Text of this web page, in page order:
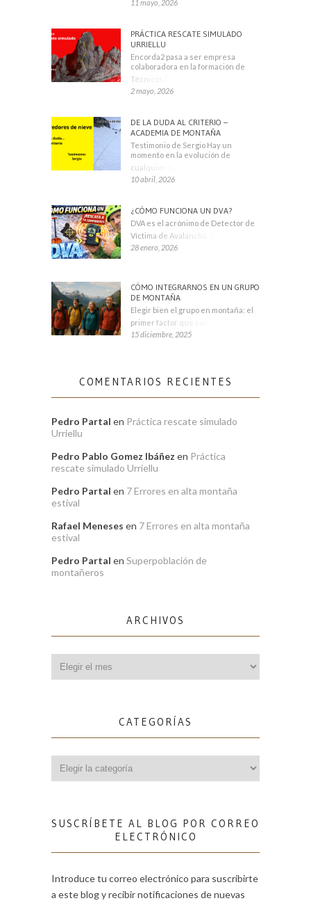
11 mayo, 2026
PRÁCTICA RESCATE SIMULADO
URRIELLU
Encorda2 pasa a ser empresa
colaboradora en la formación de
Técnicos Deportivos
2 mayo, 2026
DE LA DUDA AL CRITERIO –
ACADEMIA DE MONTAÑA
Testimonio de Sergio Hay un
momento en la evolución de
cualquier montañero
10 abril, 2026
¿CÓMO FUNCIONA UN DVA?
DVA es el acrónimo de Detector de
Víctima de Avalancha. También se
28 enero, 2026
CÓMO INTEGRARNOS EN UN GRUPO
DE MONTAÑA
Elegir bien el grupo en montaña: el
primer factor que condiciona tu
15 diciembre, 2025
COMENTARIOS RECIENTES
Pedro Partal en Práctica rescate simulado
Urriellu
Pedro Pablo Gomez Ibáñez en Práctica
rescate simulado Urriellu
Pedro Partal en 7 Errores en alta montaña
estival
Rafael Meneses en 7 Errores en alta montaña
estival
Pedro Partal en Superpoblación de
montañeros
ARCHIVOS
CATEGORÍAS
SUSCRÍBETE AL BLOG POR CORREO
ELECTRÓNICO
Introduce tu correo electrónico para suscribirte
a este blog y recibir notificaciones de nuevas